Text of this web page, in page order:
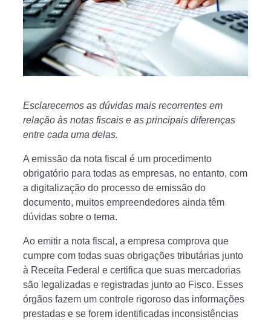
Esclarecemos as dúvidas mais recorrentes em
relação às notas fiscais e as principais diferenças
entre cada uma delas.
A emissão da nota fiscal é um procedimento
obrigatório para todas as empresas, no entanto, com
a digitalização do processo de emissão do
documento, muitos empreendedores ainda têm
dúvidas sobre o tema.
Ao emitir a nota fiscal, a empresa comprova que
cumpre com todas suas obrigações tributárias junto
à Receita Federal e certifica que suas mercadorias
são legalizadas e registradas junto ao Fisco. Esses
órgãos fazem um controle rigoroso das informações
prestadas e se forem identificadas inconsistências